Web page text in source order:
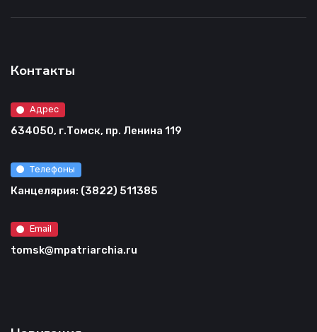
Контакты
Адрес
634050, г.Томск, пр. Ленина 119
Телефоны
Канцелярия: (3822) 511385
Email
tomsk@mpatriarchia.ru